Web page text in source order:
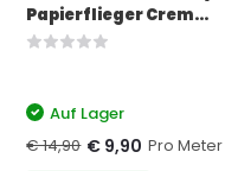
Papierflieger Crem...
Auf Lager
€ 14,90 € 9,90 Pro Meter